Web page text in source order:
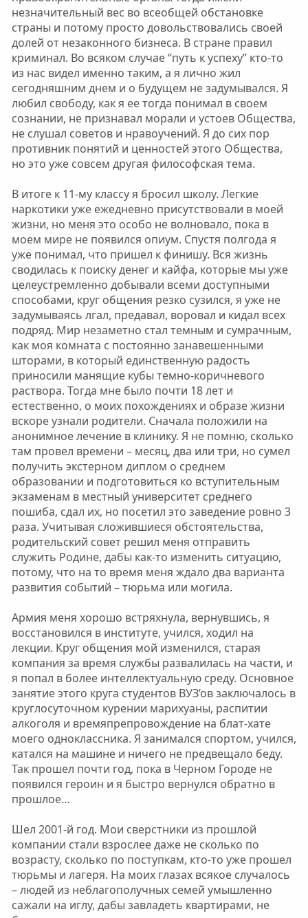
незначительный вес во всеобщей обстановке
страны и потому просто довольствовались своей
долей от незаконного бизнеса. В стране правил
криминал. Во всяком случае “путь к успеху” кто-то
из нас видел именно таким, а я лично жил
сегодняшним днем и о будущем не задумывался. Я
любил свободу, как я ее тогда понимал в своем
сознании, не признавал морали и устоев Общества,
не слушал советов и нравоучений. Я до сих пор
противник понятий и ценностей этого Общества,
но это уже совсем другая философская тема.
В итоге к 11-му классу я бросил школу. Легкие
наркотики уже ежедневно присутствовали в моей
жизни, но меня это особо не волновало, пока в
моем мире не появился опиум. Спустя полгода я
уже понимал, что пришел к финишу. Вся жизнь
сводилась к поиску денег и кайфа, которые мы уже
целеустремленно добывали всеми доступными
способами, круг общения резко сузился, я уже не
задумываясь лгал, предавал, воровал и кидал всех
подряд. Мир незаметно стал темным и сумрачным,
как моя комната с постоянно занавешенными
шторами, в который единственную радость
приносили манящие кубы темно-коричневого
раствора. Тогда мне было почти 18 лет и
естественно, о моих похождениях и образе жизни
вскоре узнали родители. Сначала положили на
анонимное лечение в клинику. Я не помню, сколько
там провел времени – месяц, два или три, но сумел
получить экстерном диплом о среднем
образовании и подготовиться ко вступительным
экзаменам в местный университет среднего
пошиба, сдал их, но посетил это заведение ровно 3
раза. Учитывая сложившиеся обстоятельства,
родительский совет решил меня отправить
служить Родине, дабы как-то изменить ситуацию,
потому, что на то время меня ждало два варианта
развития событий – тюрьма или могила.
Армия меня хорошо встряхнула, вернувшись, я
восстановился в институте, учился, ходил на
лекции. Круг общения мой изменился, старая
компания за время службы развалилась на части, и
я попал в более интеллектуальную среду. Основное
занятие этого круга студентов ВУЗ’ов заключалось в
круглосуточном курении марихуаны, распитии
алкоголя и времяпрепровождение на блат-хате
моего одноклассника. Я занимался спортом, учился,
катался на машине и ничего не предвещало беду.
Так прошел почти год, пока в Черном Городе не
появился героин и я быстро вернулся обратно в
прошлое…
Шел 2001-й год. Мои сверстники из прошлой
компании стали взрослее даже не сколько по
возрасту, сколько по поступкам, кто-то уже прошел
тюрьмы и лагеря. На моих глазах всякое случалось
– людей из неблагополучных семей умышленно
сажали на иглу, дабы завладеть квартирами, не